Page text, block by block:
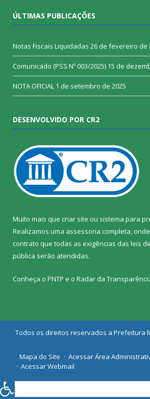
ÚLTIMAS PUBLICAÇÕES
Notas Fiscais Liquidadas 26 de fevereiro de
Comunicado (PSS Nº 003/2025) 15 de
NOTA OFICIAL 1 de setembro de 2025
DESENVOLVIDO POR CR2
Muito mais que criar site ou sistema para
Realizamos uma assessoria completa,
contrato que todas as exigências das leis
pública serão atendidas.
Conheça o PNTP e o Radar da
Todos os direitos reservados a Prefeitura
Mapa do Site
Acessar Área
Acessar Webmail